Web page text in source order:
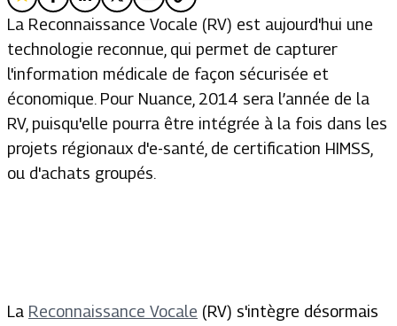
La Reconnaissance Vocale (RV) est aujourd'hui une
technologie reconnue, qui permet de capturer
l'information médicale de façon sécurisée et
économique. Pour Nuance, 2014 sera l’année de la
RV, puisqu'elle pourra être intégrée à la fois dans les
projets régionaux d'e-santé, de certification HIMSS,
ou d'achats groupés.
La Reconnaissance Vocale (RV) s'intègre désormais